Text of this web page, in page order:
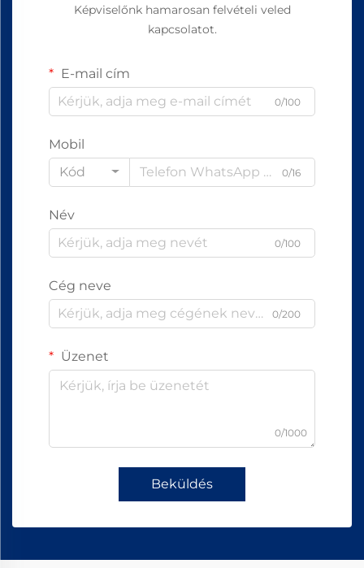
Képviselőnk hamarosan felvételi veled
kapcsolatot.
E-mail cím
0/100
Mobil
Kód
0/16
Név
0/100
Cég neve
0/200
Üzenet
0/1000
Beküldés